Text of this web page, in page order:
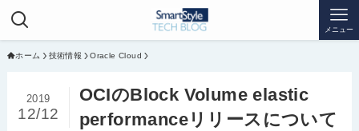
メニュー
ホーム 技術情報 Oracle Cloud
OCIのBlock Volume elastic
performanceリリースについて
2019
12/12